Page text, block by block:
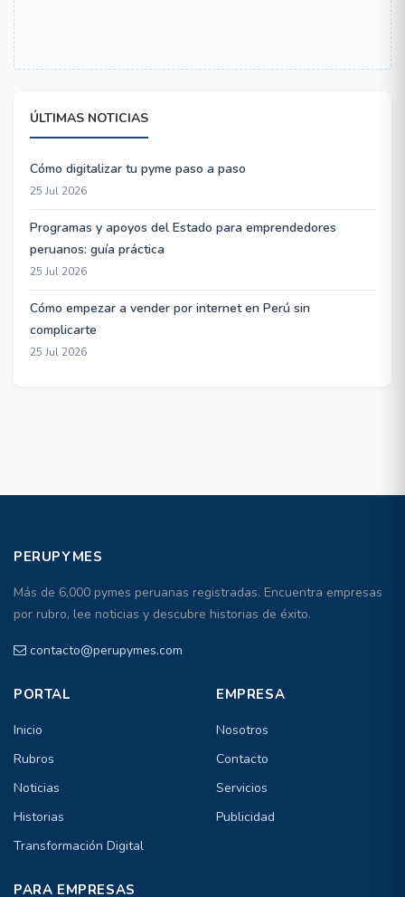
ÚLTIMAS NOTICIAS
Cómo digitalizar tu pyme paso a paso
25 Jul 2026
Programas y apoyos del Estado para emprendedores
peruanos: guía práctica
25 Jul 2026
Cómo empezar a vender por internet en Perú sin
complicarte
25 Jul 2026
PERUPYMES
Más de 6,000 pymes peruanas registradas. Encuentra empresas
por rubro, lee noticias y descubre historias de éxito.
contacto@perupymes.com
PORTAL
Inicio
Rubros
Noticias
Historias
Transformación Digital
EMPRESA
Nosotros
Contacto
Servicios
Publicidad
PARA EMPRESAS